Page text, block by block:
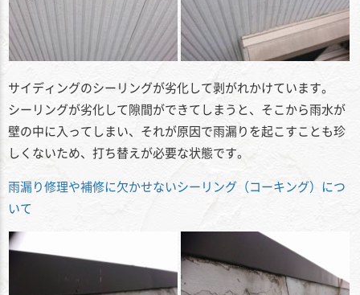
サイディングのシーリングが劣化して剥がれかけています。
シーリングが劣化して隙間ができてしまうと、そこから雨水が
壁の中に入ってしまい、それが原因で雨漏りを起こすことも珍
しくないため、打ち替えが必要な状態です。
雨漏り修理や補修に欠かせないシーリング（コーキング）につ
いて